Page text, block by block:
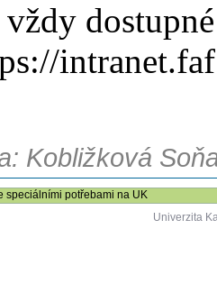
Kobližková
speciálními potřebami na UK
Univerzita